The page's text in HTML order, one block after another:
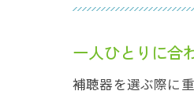
一人ひとりに合
補聴器を選ぶ際に